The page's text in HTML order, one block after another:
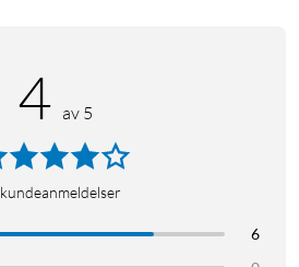
4 av 5
kundeanmeldelser
6